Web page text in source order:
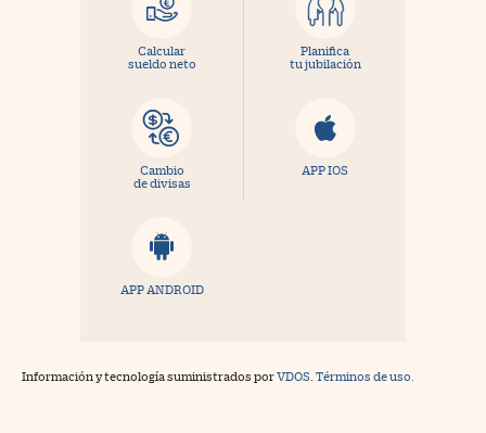
Calcular
sueldo neto
Planifica
tu jubilación
Cambio
de divisas
APP IOS
APP ANDROID
Información y tecnología suministrados porVDOS Términos de uso.